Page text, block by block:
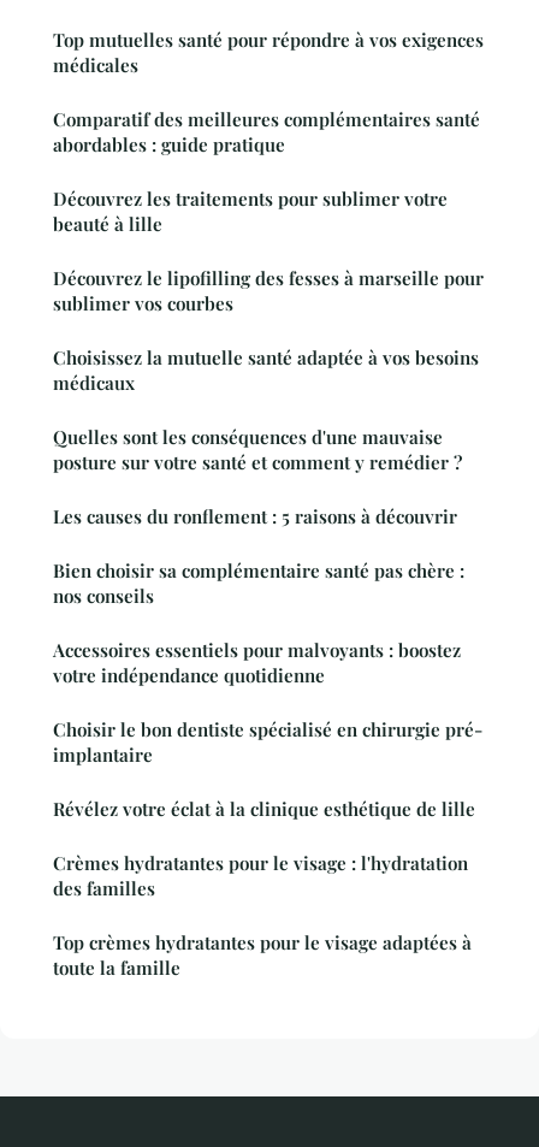
Top mutuelles santé pour répondre à vos exigences
médicales
Comparatif des meilleures complémentaires santé
abordables : guide pratique
Découvrez les traitements pour sublimer votre
beauté à lille
Découvrez le lipofilling des fesses à marseille pour
sublimer vos courbes
Choisissez la mutuelle santé adaptée à vos besoins
médicaux
Quelles sont les conséquences d'une mauvaise
posture sur votre santé et comment y remédier ?
Les causes du ronflement : 5 raisons à découvrir
Bien choisir sa complémentaire santé pas chère :
nos conseils
Accessoires essentiels pour malvoyants : boostez
votre indépendance quotidienne
Choisir le bon dentiste spécialisé en chirurgie pré-
implantaire
Révélez votre éclat à la clinique esthétique de lille
Crèmes hydratantes pour le visage : l'hydratation
des familles
Top crèmes hydratantes pour le visage adaptées à
toute la famille